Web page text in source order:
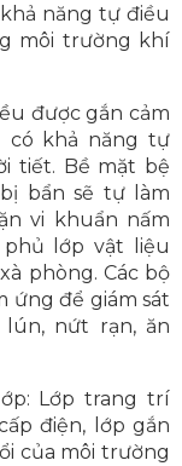
năng tự điều
môi trường khí
được gắn cảm
có khả năng tự
tiết. Bề mặt bệ
bẩn sẽ tự làm
vi khuẩn nấm
lớp vật liệu
phòng. Các bộ
ứng để giám sát
lún, nứt rạn, ăn
Lớp trang trí
điện, lớp gắn
của môi trường